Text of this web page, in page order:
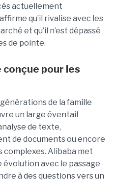
actuellement
qu’il rivalise avec les
et qu’il n’est dépassé
de pointe.
conçue pour les
de la famille
un large éventail
de texte,
de documents ou encore
Alibaba met
évolution avec le passage
à des questions vers un